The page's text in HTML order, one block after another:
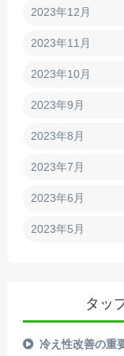
2023年12月
2023年11月
2023年10月
2023年9月
2023年8月
2023年7月
2023年6月
2023年5月
タッ
冷え性改善の重